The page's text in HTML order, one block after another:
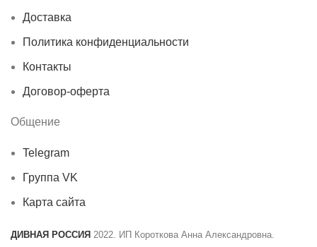
Доставка
Политика конфиденциальности
Контакты
Договор-оферта
Общение
Telegram
Группа VK
Карта сайта
ДИВНАЯ РОССИЯ 2022. ИП Короткова Анна Александровна.